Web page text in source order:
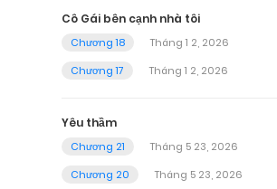
Cô Gái bên cạnh nhà tôi
Chương 18
Tháng 1 2, 2026
Chương 17
Tháng 1 2, 2026
Yêu thầm
Chương 21
Tháng 5 23, 2026
Chương 20
Tháng 5 23, 2026